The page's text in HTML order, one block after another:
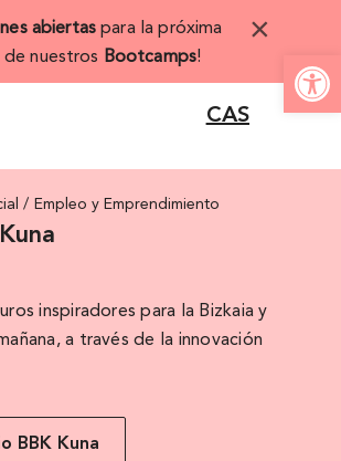
Abrir
abiertas para la próxima
de nuestros Bootcamps!
×
CAS
Empleo y Emprendimiento
inspiradores para la Bizkaia y
a través de la innovación
BBK Kuna